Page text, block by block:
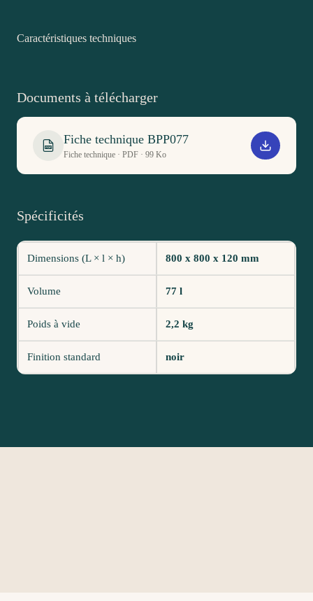
Caractéristiques techniques
Documents à télécharger
PDF
Fiche technique BPP077
Fiche technique · PDF · 99 Ko
Spécificités
Dimensions (L × l × h) 800 x 800 x 120 mm
Volume 77 l
Poids à vide 2,2 kg
Finition standard noir